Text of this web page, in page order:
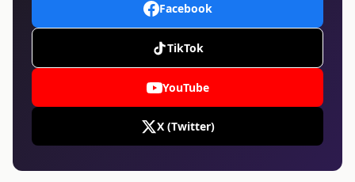
Facebook
TikTok
YouTube
X (Twitter)